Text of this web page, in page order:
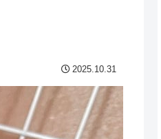
2025.10.31